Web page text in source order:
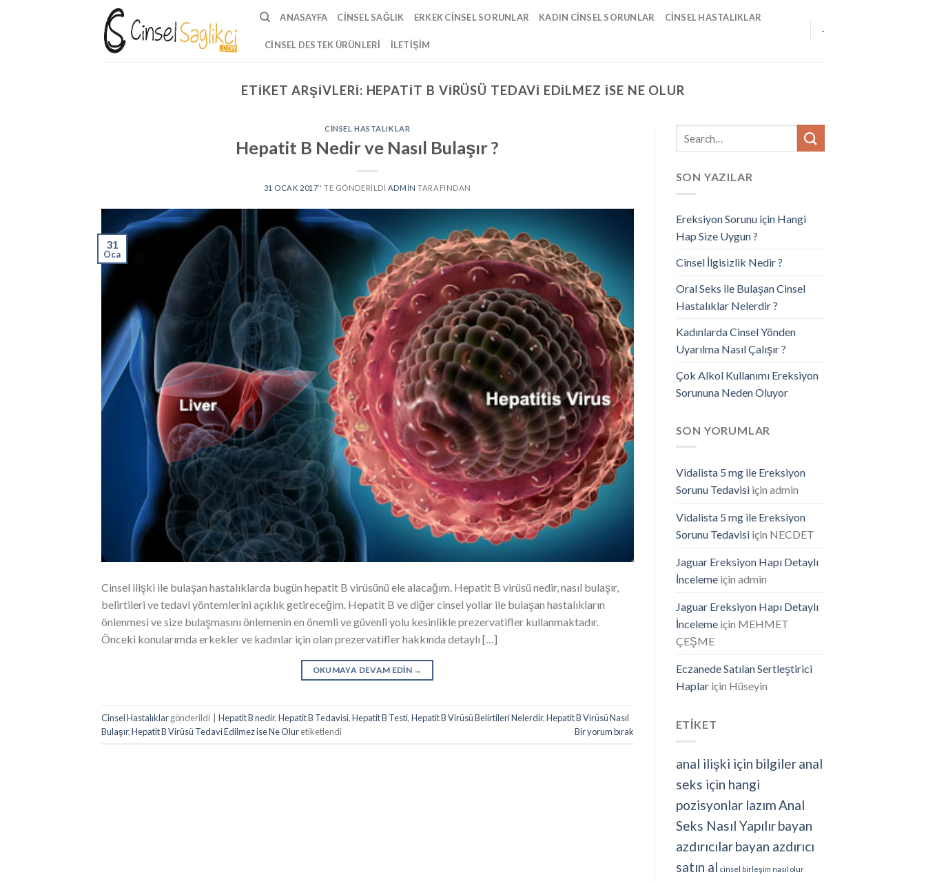
ANASAYFA CINSEL SAĞLIK ERKEK CINSEL SORUNLAR KADIN CINSEL SORUNLAR CINSEL HASTALIKLAR
CINSEL DESTEK ÜRÜNLERI İLETIŞIM
-
ETIKET ARŞIVLERI: HEPATIT B VIRÜSÜ TEDAVI EDILMEZ ISE NE OLUR
CINSEL HASTALIKLAR
Hepatit B Nedir ve Nasıl Bulaşır ?
31 OCAK 2017’' TE GÖNDERILDI ADMIN TARAFINDAN
31
Oca
Cinsel ilişki ile bulaşan hastalıklarda bugün hepatit B virüsünü ele alacağım. Hepatit B virüsü nedir, nasıl bulaşır,
belirtileri ve tedavi yöntemlerini açıklık getireceğim. Hepatit B ve diğer cinsel yollar ile bulaşan hastalıkların
önlenmesi ve size bulaşmasını önlemenin en önemli ve güvenli yolu kesinlikle prezervatifler kullanmaktadır.
Önceki konularımda erkekler ve kadınlar için olan prezervatifler hakkında detaylı […]
OKUMAYA DEVAM EDIN →
Cinsel Hastalıklargönderildi | Hepatit B nedir,Hepatit B Tedavisi,Hepatit B Testi,Hepatit B Virüsü Belirtileri Nelerdir,Hepatit B Virüsü Nasıl
Bulaşır,Hepatit B Virüsü Tedavi Edilmez ise Ne Oluretiketlendi Bir yorum bırak
SON YAZILAR
Ereksiyon Sorunu için Hangi
Hap Size Uygun ?
Cinsel İlgisizlik Nedir ?
Oral Seks ile Bulaşan Cinsel
Hastalıklar Nelerdir ?
Kadınlarda Cinsel Yönden
Uyarılma Nasıl Çalışır ?
Çok Alkol Kullanımı Ereksiyon
Sorununa Neden Oluyor
SON YORUMLAR
Vidalista 5 mg ile Ereksiyon
Sorunu Tedavisiiçin admin
Vidalista 5 mg ile Ereksiyon
Sorunu Tedavisiiçin NECDET
Jaguar Ereksiyon Hapı Detaylı
İncelemeiçin admin
Jaguar Ereksiyon Hapı Detaylı
İncelemeiçin MEHMET
ÇEŞME
Eczanede Satılan Sertleştirici
Haplariçin Hüseyin
ETİKET
anal ilişki için bilgileranal
seks için hangi
pozisyonlar lazımAnal
Seks Nasıl Yapılırbayan
azdırıcılarbayan azdırıcı
satın al cinsel birleşim nasıl olur